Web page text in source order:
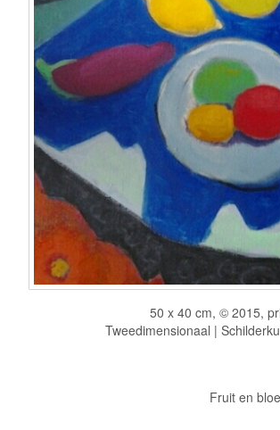
50 x 40 cm, © 2015,
Tweedimensionaal |
Fruit en